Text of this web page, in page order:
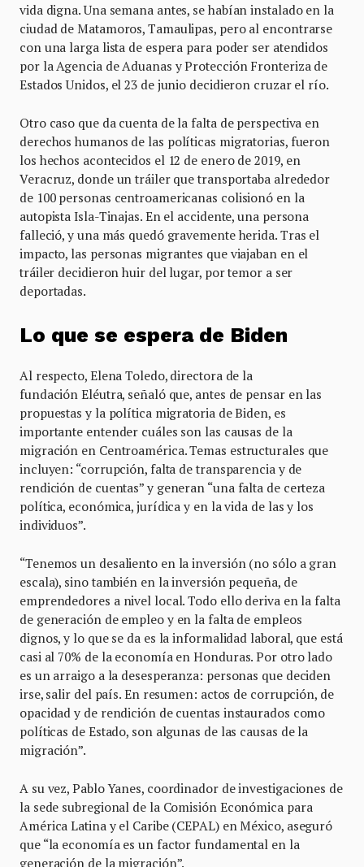
vida digna. Una semana antes, se habían instalado en la
ciudad de Matamoros, Tamaulipas, pero al encontrarse
con una larga lista de espera para poder ser atendidos
por la Agencia de Aduanas y Protección Fronteriza de
Estados Unidos, el 23 de junio decidieron cruzar el río.
Otro caso que da cuenta de la falta de perspectiva en
derechos humanos de las políticas migratorias, fueron
los hechos acontecidos el 12 de enero de 2019, en
Veracruz, donde un tráiler que transportaba alrededor
de 100 personas centroamericanas colisionó en la
autopista Isla-Tinajas. En el accidente, una persona
falleció, y una más quedó gravemente herida. Tras el
impacto, las personas migrantes que viajaban en el
tráiler decidieron huir del lugar, por temor a ser
deportadas.
Lo que se espera de Biden
Al respecto, Elena Toledo, directora de la
fundación Eléutra, señaló que, antes de pensar en las
propuestas y la política migratoria de Biden, es
importante entender cuáles son las causas de la
migración en Centroamérica. Temas estructurales que
incluyen: “corrupción, falta de transparencia y de
rendición de cuentas” y generan “una falta de certeza
política, económica, jurídica y en la vida de las y los
individuos”.
“Tenemos un desaliento en la inversión (no sólo a gran
escala), sino también en la inversión pequeña, de
emprendedores a nivel local. Todo ello deriva en la falta
de generación de empleo y en la falta de empleos
dignos, y lo que se da es la informalidad laboral, que está
casi al 70% de la economía en Honduras. Por otro lado
es un arraigo a la desesperanza: personas que deciden
irse, salir del país. En resumen: actos de corrupción, de
opacidad y de rendición de cuentas instaurados como
políticas de Estado, son algunas de las causas de la
migración”.
A su vez, Pablo Yanes, coordinador de investigaciones de
la sede subregional de la Comisión Económica para
América Latina y el Caribe (CEPAL) en México, aseguró
que “la economía es un factor fundamental en la
generación de la migración”.